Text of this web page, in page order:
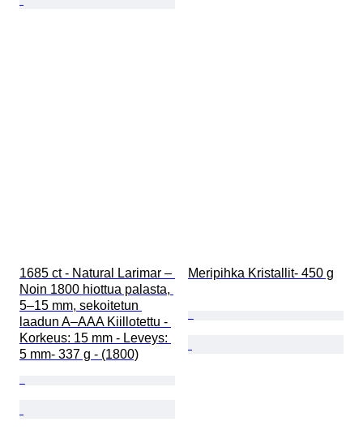
1685 ct - Natural Larimar –
Noin 1800 hiottua palasta,
5–15 mm, sekoitetun
laadun A–AAA Kiillotettu -
Korkeus: 15 mm - Leveys:
5 mm- 337 g - (1800)
Meripihka Kristallit- 450 g